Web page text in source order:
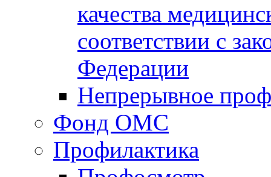
качества
соответствии с
Федерации
Непрерывное
Фонд ОМС
Профилактика